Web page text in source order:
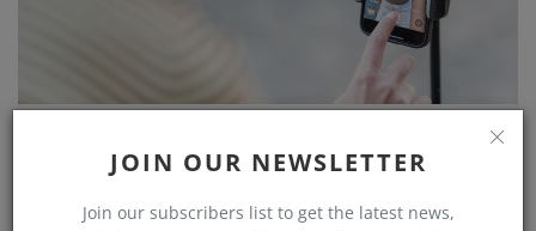
JOIN OUR NEWSLETTER
Join our subscribers list to get the latest news,
Como o Serra Restaurante aumentou em 287% os
atendiment...